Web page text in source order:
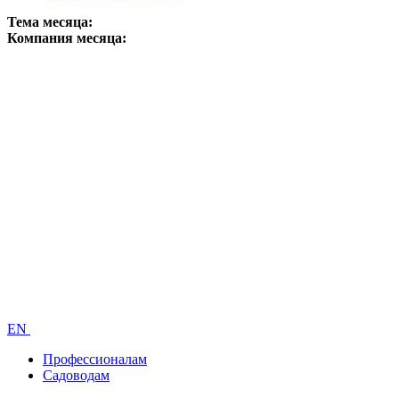
Тема месяца:
Компания месяца:
EN
Профессионалам
Садоводам